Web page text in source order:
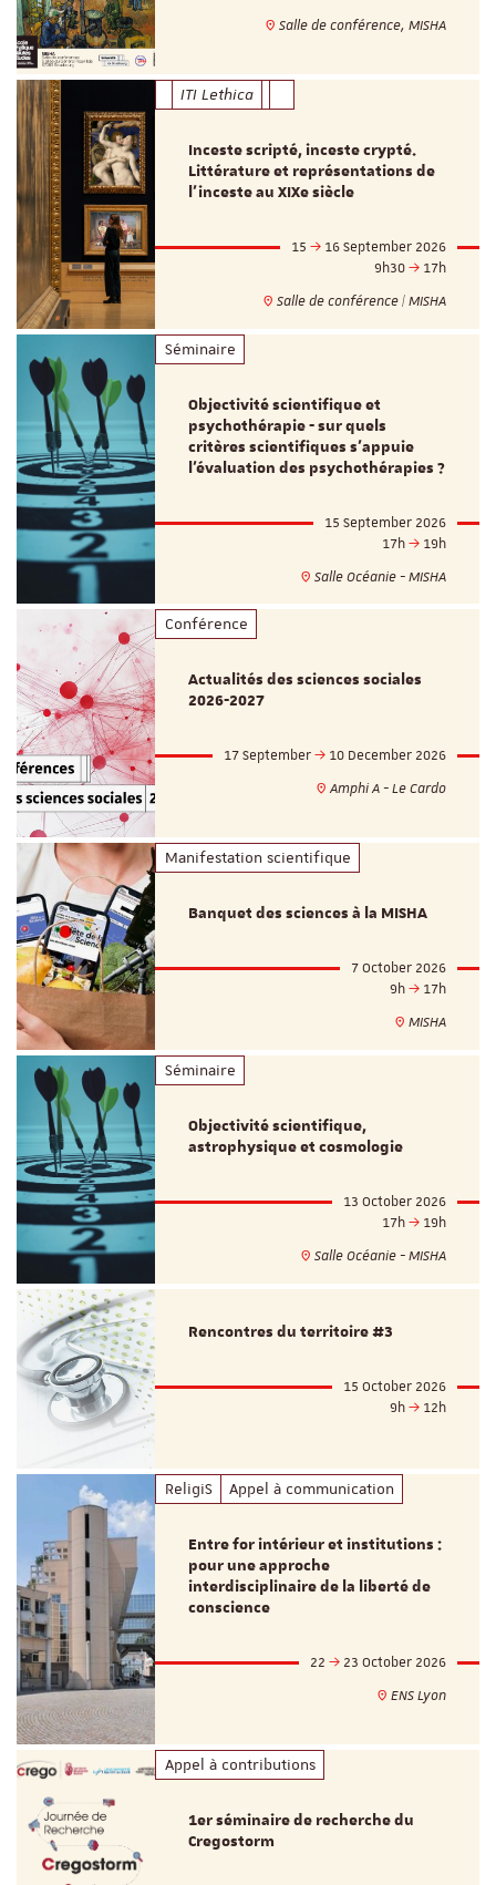
Salle de conférence, MISHA
ITI Lethica
Inceste scripté, inceste crypté.
Littérature et représentations de
l’inceste au XIXe siècle
15
16 September 2026
9h30
17h
Salle de conférence | MISHA
Séminaire
Objectivité scientifique et
psychothérapie - sur quels
critères scientifiques s'appuie
l'évaluation des psychothérapies ?
15 September 2026
17h
19h
Salle Océanie - MISHA
Conférence
Actualités des sciences sociales
2026-2027
17 September
10 December 2026
Amphi A - Le Cardo
Manifestation scientifique
Banquet des sciences à la MISHA
7 October 2026
9h
17h
MISHA
Séminaire
Objectivité scientifique,
astrophysique et cosmologie
13 October 2026
17h
19h
Salle Océanie - MISHA
Rencontres du territoire #3
15 October 2026
9h
12h
ReligiS Appel à communication
Entre for intérieur et institutions :
pour une approche
interdisciplinaire de la liberté de
conscience
22
23 October 2026
ENS Lyon
Appel à contributions
1er séminaire de recherche du
Cregostorm